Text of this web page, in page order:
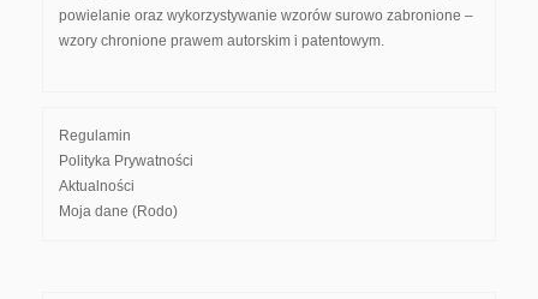
powielanie oraz wykorzystywanie wzorów surowo zabronione –
wzory chronione prawem autorskim i patentowym.
Regulamin
Polityka Prywatności
Aktualności
Moja dane (Rodo)